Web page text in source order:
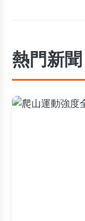
熱門新聞